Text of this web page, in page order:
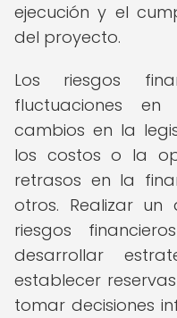
ejecución y el
del proyecto.
Los riesgos
fluctuaciones
cambios en la
los costos o la
retrasos en la
otros. Realizar un
riesgos
desarrollar
establecer
tomar decisiones